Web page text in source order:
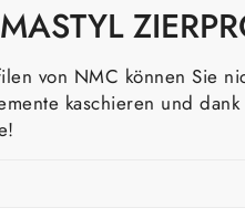
von NMC können Sie
kaschieren und